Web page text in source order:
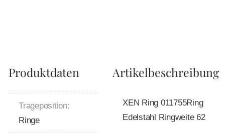
Produktdaten
Trageposition:
Ringe
Artikelbeschreibung
XEN Ring 011755Ring
Edelstahl Ringweite 62